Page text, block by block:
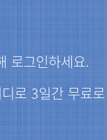
로그인하세요.
로 3일간 무료